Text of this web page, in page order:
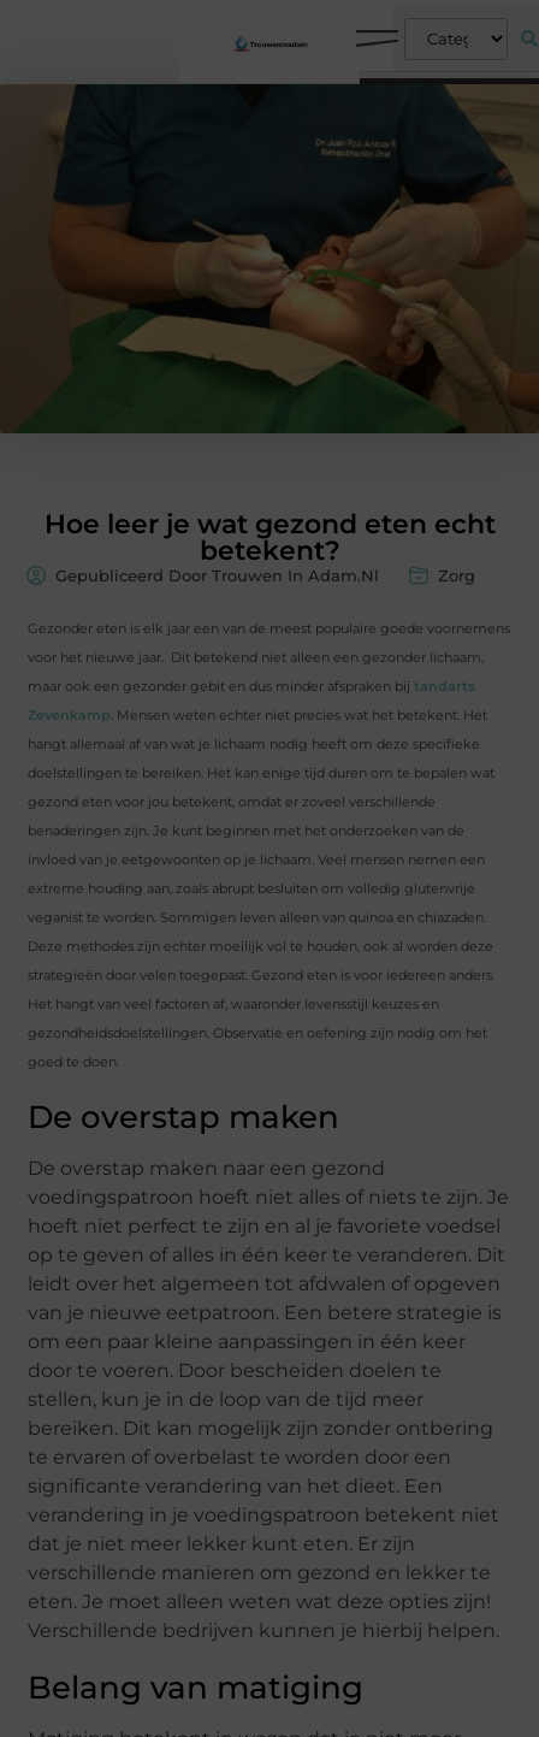
Hoe leer je wat gezond eten echt
betekent?
Gepubliceerd Door Trouwen In Adam.nl Zorg
Gezonder eten is elk jaar een van de meest populaire goede voornemens
voor het nieuwe jaar. Dit betekend niet alleen een gezonder lichaam,
maar ook een gezonder gebit en dus minder afspraken bijtandarts
Zevenkamp. Mensen weten echter niet precies wat het betekent. Het
hangt allemaal af van wat je lichaam nodig heeft om deze specifieke
doelstellingen te bereiken. Het kan enige tijd duren om te bepalen wat
gezond eten voor jou betekent, omdat er zoveel verschillende
benaderingen zijn. Je kunt beginnen met het onderzoeken van de
invloed van je eetgewoonten op je lichaam. Veel mensen nemen een
extreme houding aan, zoals abrupt besluiten om volledig glutenvrije
veganist te worden. Sommigen leven alleen van quinoa en chiazaden.
Deze methodes zijn echter moeilijk vol te houden, ook al worden deze
strategieën door velen toegepast. Gezond eten is voor iedereen anders.
Het hangt van veel factoren af, waaronder levensstijl keuzes en
gezondheidsdoelstellingen. Observatie en oefening zijn nodig om het
goed te doen.
De overstap maken
De overstap maken naar een gezond
voedingspatroon hoeft niet alles of niets te zijn. Je
hoeft niet perfect te zijn en al je favoriete voedsel
op te geven of alles in één keer te veranderen. Dit
leidt over het algemeen tot afdwalen of opgeven
van je nieuwe eetpatroon. Een betere strategie is
om een ​​paar kleine aanpassingen in één keer
door te voeren. Door bescheiden doelen te
stellen, kun je in de loop van de tijd meer
bereiken. Dit kan mogelijk zijn zonder ontbering
te ervaren of overbelast te worden door een
significante verandering van het dieet. Een
verandering in je voedingspatroon betekent niet
dat je niet meer lekker kunt eten. Er zijn
verschillende manieren om gezond en lekker te
eten. Je moet alleen weten wat deze opties zijn!
Verschillende bedrijven kunnen je hierbij helpen.
Belang van matiging